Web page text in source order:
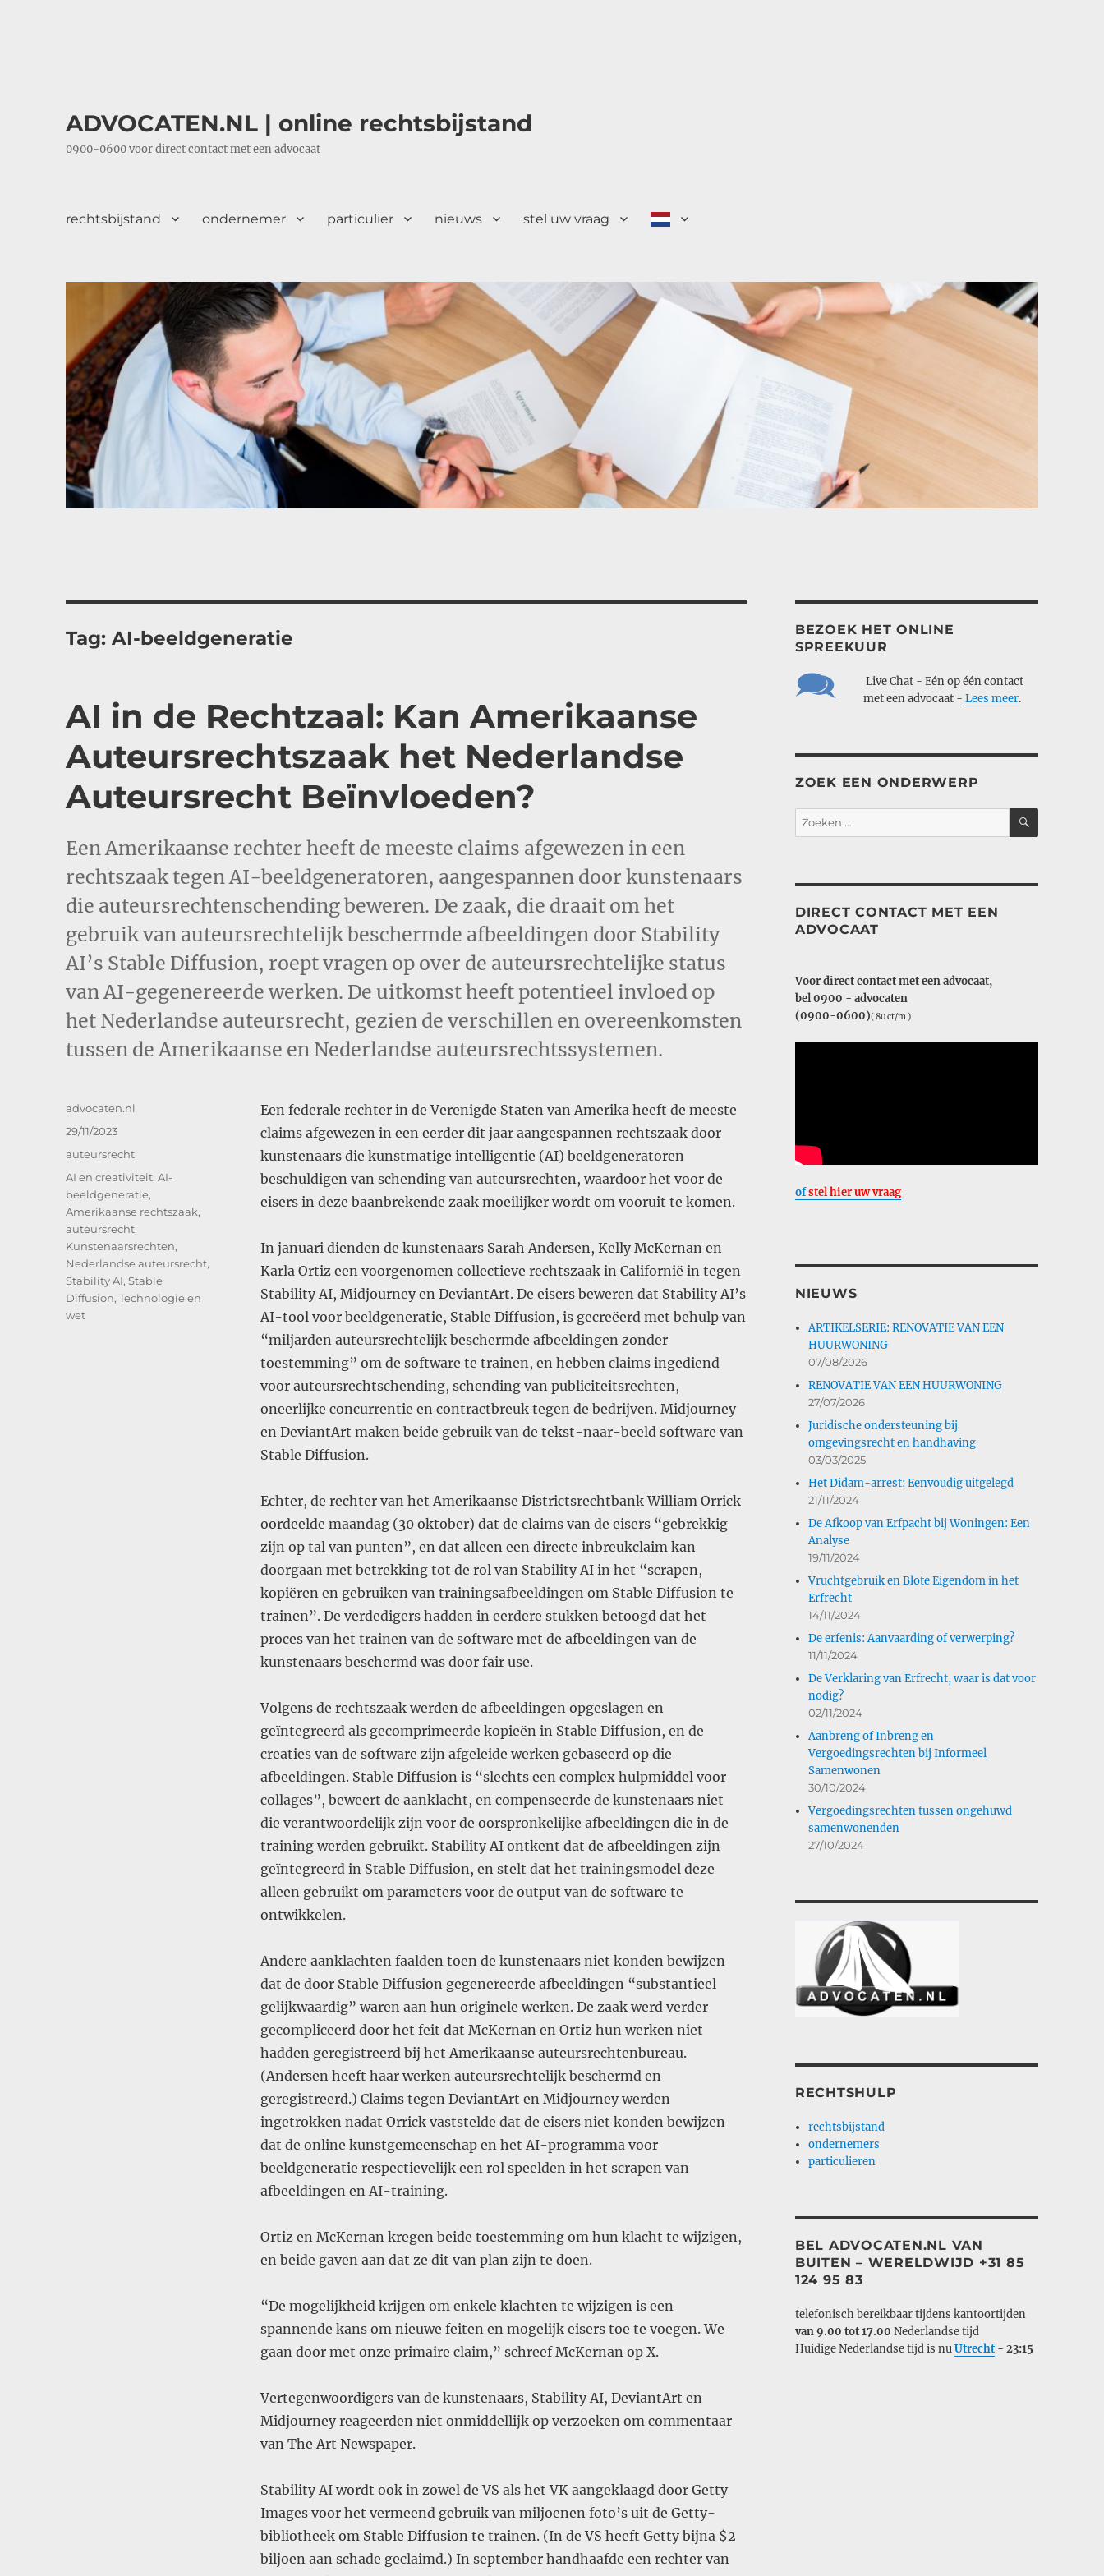
ADVOCATEN.NL | online rechtsbijstand
0900-0600 voor direct contact met een advocaat
rechtsbijstand ondernemer particulier nieuws stel uw vraag
Tag:AI-beeldgeneratie
AI in de Rechtzaal: Kan Amerikaanse
Auteursrechtszaak het Nederlandse
Auteursrecht Beïnvloeden?
Een Amerikaanse rechter heeft de meeste claims afgewezen in een
rechtszaak tegen AI-beeldgeneratoren, aangespannen door kunstenaars
die auteursrechtenschending beweren. De zaak, die draait om het
gebruik van auteursrechtelijk beschermde afbeeldingen door Stability
AI’s Stable Diffusion, roept vragen op over de auteursrechtelijke status
van AI-gegenereerde werken. De uitkomst heeft potentieel invloed op
het Nederlandse auteursrecht, gezien de verschillen en overeenkomsten
tussen de Amerikaanse en Nederlandse auteursrechtssystemen.
Een federale rechter in de Verenigde Staten van Amerika heeft de meeste
claims afgewezen in een eerder dit jaar aangespannen rechtszaak door
kunstenaars die kunstmatige intelligentie (AI) beeldgeneratoren
beschuldigen van schending van auteursrechten, waardoor het voor de
eisers in deze baanbrekende zaak moeilijker wordt om vooruit te komen.
In januari dienden de kunstenaars Sarah Andersen, Kelly McKernan en
Karla Ortiz een voorgenomen collectieve rechtszaak in Californië in tegen
Stability AI, Midjourney en DeviantArt. De eisers beweren dat Stability AI’s
AI-tool voor beeldgeneratie, Stable Diffusion, is gecreëerd met behulp van
“miljarden auteursrechtelijk beschermde afbeeldingen zonder
toestemming” om de software te trainen, en hebben claims ingediend
voor auteursrechtschending, schending van publiciteitsrechten,
oneerlijke concurrentie en contractbreuk tegen de bedrijven. Midjourney
en DeviantArt maken beide gebruik van de tekst-naar-beeld software van
Stable Diffusion.
Echter, de rechter van het Amerikaanse Districtsrechtbank William Orrick
oordeelde maandag (30 oktober) dat de claims van de eisers “gebrekkig
zijn op tal van punten”, en dat alleen een directe inbreukclaim kan
doorgaan met betrekking tot de rol van Stability AI in het “scrapen,
kopiëren en gebruiken van trainingsafbeeldingen om Stable Diffusion te
trainen”. De verdedigers hadden in eerdere stukken betoogd dat het
proces van het trainen van de software met de afbeeldingen van de
kunstenaars beschermd was door fair use.
Volgens de rechtszaak werden de afbeeldingen opgeslagen en
geïntegreerd als gecomprimeerde kopieën in Stable Diffusion, en de
creaties van de software zijn afgeleide werken gebaseerd op die
afbeeldingen. Stable Diffusion is “slechts een complex hulpmiddel voor
collages”, beweert de aanklacht, en compenseerde de kunstenaars niet
die verantwoordelijk zijn voor de oorspronkelijke afbeeldingen die in de
training werden gebruikt. Stability AI ontkent dat de afbeeldingen zijn
geïntegreerd in Stable Diffusion, en stelt dat het trainingsmodel deze
alleen gebruikt om parameters voor de output van de software te
ontwikkelen.
Andere aanklachten faalden toen de kunstenaars niet konden bewijzen
dat de door Stable Diffusion gegenereerde afbeeldingen “substantieel
gelijkwaardig” waren aan hun originele werken. De zaak werd verder
gecompliceerd door het feit dat McKernan en Ortiz hun werken niet
hadden geregistreerd bij het Amerikaanse auteursrechtenbureau.
(Andersen heeft haar werken auteursrechtelijk beschermd en
geregistreerd.) Claims tegen DeviantArt en Midjourney werden
ingetrokken nadat Orrick vaststelde dat de eisers niet konden bewijzen
dat de online kunstgemeenschap en het AI-programma voor
beeldgeneratie respectievelijk een rol speelden in het scrapen van
afbeeldingen en AI-training.
Ortiz en McKernan kregen beide toestemming om hun klacht te wijzigen,
en beide gaven aan dat ze dit van plan zijn te doen.
“De mogelijkheid krijgen om enkele klachten te wijzigen is een
spannende kans om nieuwe feiten en mogelijk eisers toe te voegen. We
gaan door met onze primaire claim,” schreef McKernan op X.
Vertegenwoordigers van de kunstenaars, Stability AI, DeviantArt en
Midjourney reageerden niet onmiddellijk op verzoeken om commentaar
van The Art Newspaper.
Stability AI wordt ook in zowel de VS als het VK aangeklaagd door Getty
Images voor het vermeend gebruik van miljoenen foto’s uit de Getty-
bibliotheek om Stable Diffusion te trainen. (In de VS heeft Getty bijna $2
biljoen aan schade geclaimd.) In september handhaafde een rechter van
Auteur
advocaten.nl
Geplaatst
29/11/2023
Categorieën
auteursrecht
Tags
AI en creativiteit,AI-
beeldgeneratie,
Amerikaanse rechtszaak,
auteursrecht,
Kunstenaarsrechten,
Nederlandse auteursrecht,
Stability AI,Stable
Diffusion,Technologie en
wet
BEZOEK HET ONLINE
SPREEKUUR
Live Chat - Eén op één contact
met een advocaat - Lees meer.
ZOEK EEN ONDERWERP
Zoeken
naar:
ZOEKEN
DIRECT CONTACT MET EEN
ADVOCAAT
Voor direct contact met een advocaat,
bel 0900 - advocaten
(0900-0600)( 80 ct/m )
ofstel hier uw vraag
NIEUWS
ARTIKELSERIE: RENOVATIE VAN EEN
HUURWONING
07/08/2026
RENOVATIE VAN EEN HUURWONING
27/07/2026
Juridische ondersteuning bij
omgevingsrecht en handhaving
03/03/2025
Het Didam-arrest: Eenvoudig uitgelegd
21/11/2024
De Afkoop van Erfpacht bij Woningen: Een
Analyse
19/11/2024
Vruchtgebruik en Blote Eigendom in het
Erfrecht
14/11/2024
De erfenis: Aanvaarding of verwerping?
11/11/2024
De Verklaring van Erfrecht, waar is dat voor
nodig?
02/11/2024
Aanbreng of Inbreng en
Vergoedingsrechten bij Informeel
Samenwonen
30/10/2024
Vergoedingsrechten tussen ongehuwd
samenwonenden
27/10/2024
RECHTSHULP
rechtsbijstand
ondernemers
particulieren
BEL ADVOCATEN.NL VAN
BUITEN – WERELDWIJD +31 85
124 95 83
telefonisch bereikbaar tijdens kantoortijden
van 9.00 tot 17.00 Nederlandse tijd
Huidige Nederlandse tijd is nuUtrecht- 23:15